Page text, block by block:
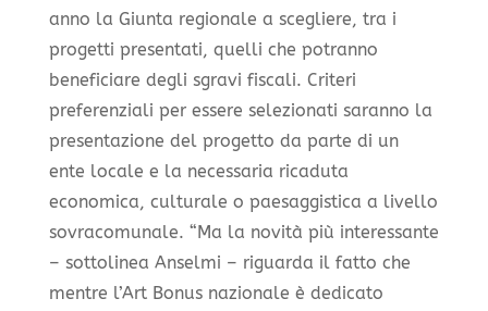
anno la Giunta regionale a scegliere, tra i
progetti presentati, quelli che potranno
beneficiare degli sgravi fiscali. Criteri
preferenziali per essere selezionati saranno la
presentazione del progetto da parte di un
ente locale e la necessaria ricaduta
economica, culturale o paesaggistica a livello
sovracomunale. “Ma la novità più interessante
– sottolinea Anselmi – riguarda il fatto che
mentre l’Art Bonus nazionale è dedicato